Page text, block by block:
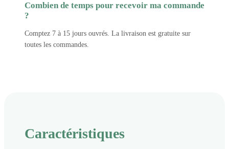
Combien de temps pour recevoir ma commande
?
Comptez 7 à 15 jours ouvrés. La livraison est gratuite sur
toutes les commandes.
Caractéristiques